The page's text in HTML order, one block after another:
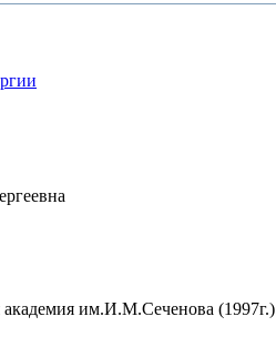
им.И.М.Сеченова (1997г.)